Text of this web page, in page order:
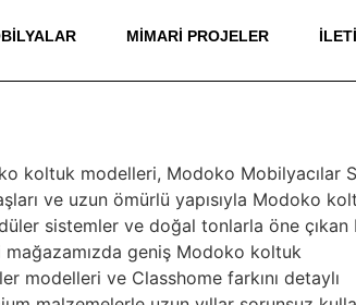
MIMARI PROJELER
koltuk modelleri, Modoko Mobilyacılar
ve uzun ömürlü yapısıyla Modoko
sistemler ve doğal tonlarla öne
mağazamızda geniş Modoko koltuk
modelleri ve Classhome farkını detaylı